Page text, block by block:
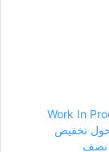
Work In
حول تخفيض
نصف